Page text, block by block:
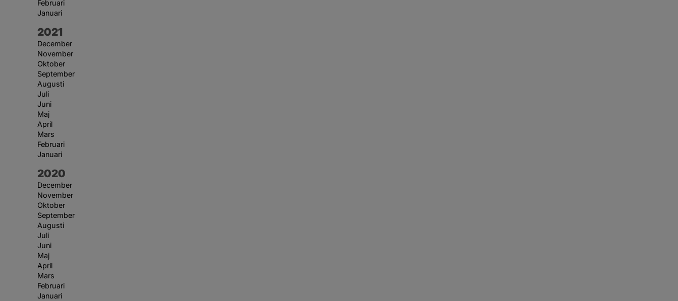
Februari
Januari
År:
2021
December
November
Oktober
September
Augusti
Juli
Juni
Maj
April
Mars
Februari
Januari
År:
2020
December
November
Oktober
September
Augusti
Juli
Juni
Maj
April
Mars
Februari
Januari